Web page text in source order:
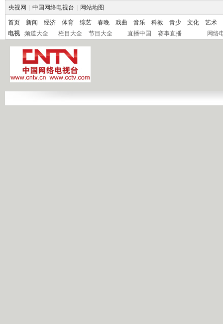
央视网 中国网络电视台 网站地图
首页 新闻 经济 体育 综艺 春晚 戏曲 音乐 科教 青少 文化
艺术
电视
频道大全 栏目大全 节目大全 直播中国 赛事直播 网络